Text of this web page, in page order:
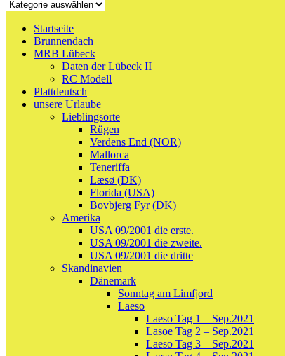
Blog
auswählenStartseite
Brunnendach
MRB Lübeck
Daten der Lübeck II
RC Modell
Plattdeutsch
unsere Urlaube
Lieblingsorte
Rügen
Verdens End (NOR)
Mallorca
Teneriffa
Læsø (DK)
Florida (USA)
Bovbjerg Fyr (DK)
Amerika
USA 09/2001 die erste.
USA 09/2001 die zweite.
USA 09/2001 die dritte
Skandinavien
Dänemark
Sonntag am Limfjord
Laeso
Laeso Tag 1 – Sep.2021
Lasoe Tag 2 – Sep.2021
Laeso Tag 3 – Sep.2021